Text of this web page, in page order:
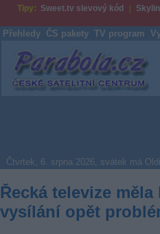
Tipy: Sweet.tv slevový kód
Přehledy ČS pakety TV program
Parabola.cz
Čtvrtek, 6. srpna 2026, svátek má
Řecká televize
vysílání opět